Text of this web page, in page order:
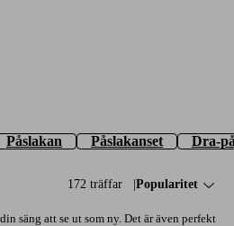
Påslakan Påslakanset Dra-
172 träffar Sortera på:
Popularitet
säng att se ut som ny. Det är även perfekt